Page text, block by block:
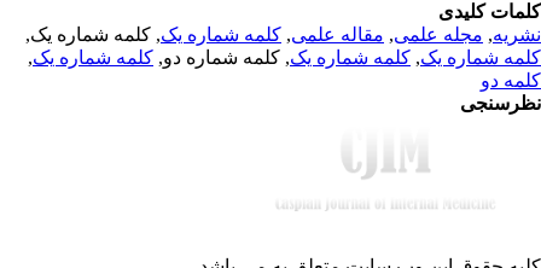
کلیدی
,مجله علمی, مقاله علمی, کلمه شماره یک, کلمه شماره یک,
شماره یک,کلمه شماره یک, کلمه شماره دو,کلمه شماره یک,
دو